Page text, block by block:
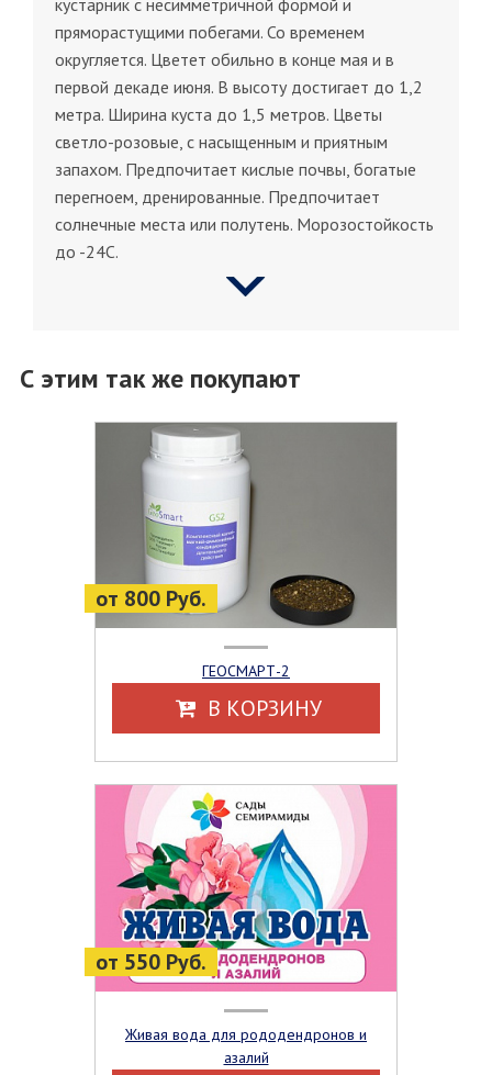
пряморастущими побегами. Со временем
округляется. Цветет обильно в конце мая и в
первой декаде июня. В высоту достигает до 1,2
метра. Ширина куста до 1,5 метров. Цветы
светло-розовые, с насыщенным и приятным
запахом. Предпочитает кислые почвы, богатые
перегноем, дренированные. Предпочитает
солнечные места или полутень. Морозостойкость
до -24С.
С этим так же покупают
от 800 Руб.
ГЕОСМАРТ-2
В КОРЗИНУ
от 550 Руб.
Живая вода для рододендронов и
азалий